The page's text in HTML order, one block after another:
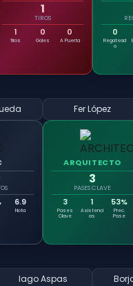
1
TIROS
1
Tiros
0
Goles
0
A Puerta
0
Regatead
o
6.9
Nota
Fer López
ARQUITECTO
3
PASES CLAVE
3
Pases
Clave
1
Asistenci
as
53%
Prec.
Pase
Iago Aspas